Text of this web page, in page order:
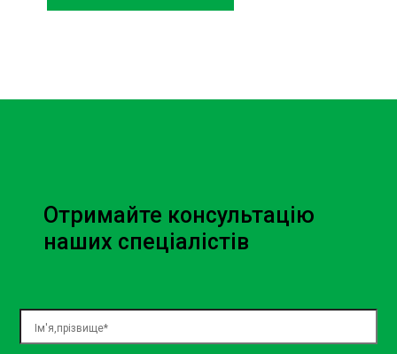
Отримайте консультацію
наших спеціалістів